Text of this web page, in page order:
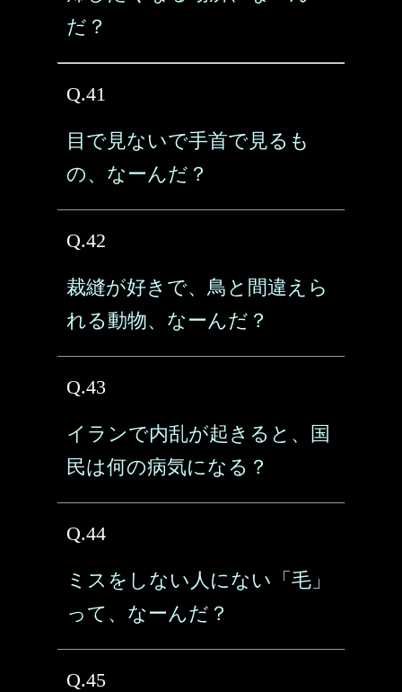
だ？
Q.41
目で見ないで手首で見るも
の、なーんだ？
Q.42
裁縫が好きで、鳥と間違えら
れる動物、なーんだ？
Q.43
イランで内乱が起きると、国
民は何の病気になる？
Q.44
ミスをしない人にない「毛」
って、なーんだ？
Q.45